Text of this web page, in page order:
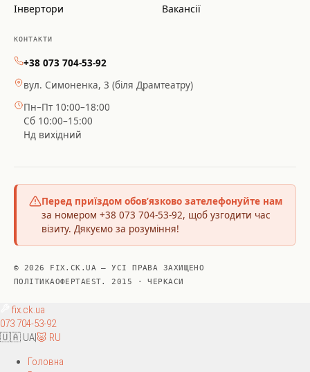
Інвертори
Вакансії
КОНТАКТИ
+38 073 704-53-92
вул. Симоненка, 3 (біля Драмтеатру)
Пн–Пт 10:00–18:00
Сб 10:00–15:00
Нд вихідний
Перед приїздом обов’язково зателефонуйте нам
за номером +38 073 704-53-92, щоб узгодити час
візиту. Дякуємо за розуміння!
© 2026 FIX.CK.UA — УСІ ПРАВА ЗАХИЩЕНО
ПОЛІТИКАОФЕРТАEST. 2015 · ЧЕРКАСИ
fix.ck.ua
073 704-53-92
🇺🇦 UA|🐷 RU
Головна